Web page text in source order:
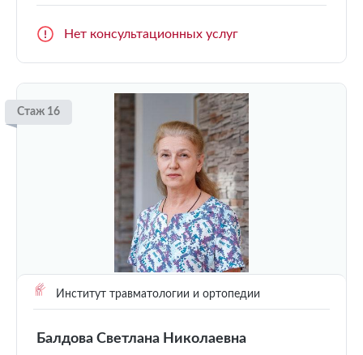
Нет консультационных услуг
Стаж 16
Институт травматологии и ортопедии
Балдова Светлана Николаевна